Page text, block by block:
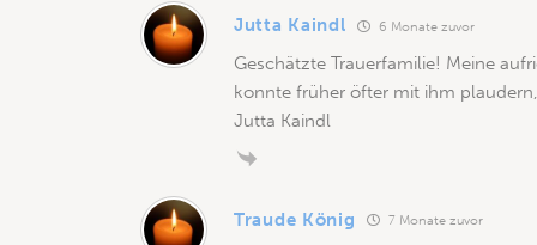
Jutta Kaindl 6 Monate zuvor
Geschätzte Trauerfamilie! Meine
konnte früher öfter mit ihm
Jutta Kaindl
Traude König 7 Monate zuvor